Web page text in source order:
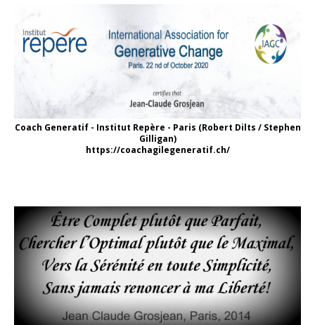
Coach Generatif - Institut Repère - Paris (Robert Dilts / Stephen
Gilligan)
https://coachagilegeneratif.ch/